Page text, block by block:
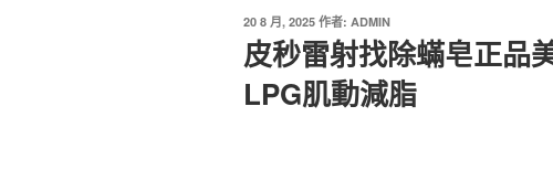
發
於
20 8 月, 2025 作者: ADMIN
皮秒雷射找除蟎皂正品
LPG肌動減脂